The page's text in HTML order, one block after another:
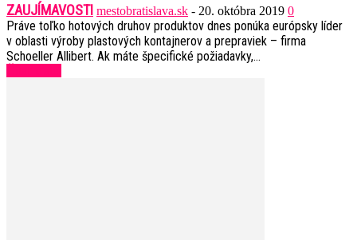
ZAUJÍMAVOSTI mestobratislava.sk - 20. októbra 2019 0
Práve toľko hotových druhov produktov dnes ponúka európsky líder
v oblasti výroby plastových kontajnerov a prepraviek – firma
Schoeller Allibert. Ak máte špecifické požiadavky,...